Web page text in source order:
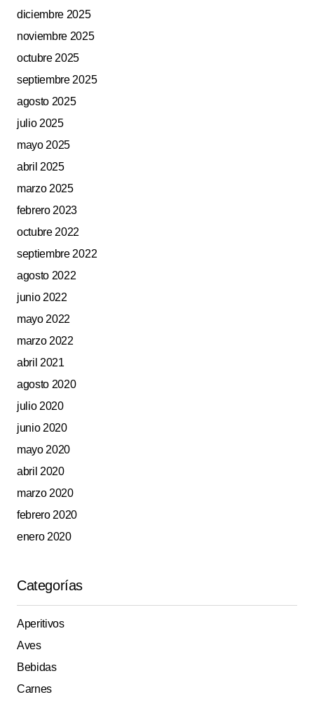
diciembre 2025
noviembre 2025
octubre 2025
septiembre 2025
agosto 2025
julio 2025
mayo 2025
abril 2025
marzo 2025
febrero 2023
octubre 2022
septiembre 2022
agosto 2022
junio 2022
mayo 2022
marzo 2022
abril 2021
agosto 2020
julio 2020
junio 2020
mayo 2020
abril 2020
marzo 2020
febrero 2020
enero 2020
Categorías
Aperitivos
Aves
Bebidas
Carnes